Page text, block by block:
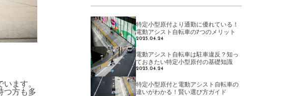
ます。
つ方も多
特定小型原付より通勤に優れている！
電動アシスト自転車の7つのメリット
2025.04.24
電動アシスト自転車は駐車違反？知っ
ておきたい特定小型原付の基礎知識
2025.04.24
特定小型原付と電動アシスト自転車の
違いがわかる！賢い選び方ガイド